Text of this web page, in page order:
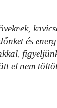
és
el nem